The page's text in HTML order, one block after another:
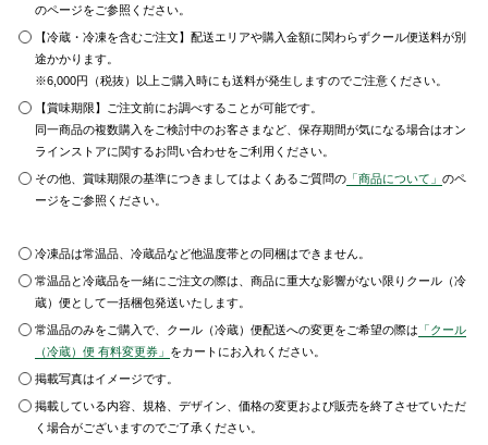
のページをご参照ください。
【冷蔵・冷凍を含むご注文】配送エリアや購入金額に関わらずクール便送料が別
途かかります。
※6,000円（税抜）以上ご購入時にも送料が発生しますのでご注意ください。
【賞味期限】ご注文前にお調べすることが可能です。
同一商品の複数購入をご検討中のお客さまなど、保存期間が気になる場合はオン
ラインストアに関するお問い合わせをご利用ください。
その他、賞味期限の基準につきましてはよくあるご質問の 「商品について」のペ
ージをご参照ください。
冷凍品は常温品、冷蔵品など他温度帯との同梱はできません。
常温品と冷蔵品を一緒にご注文の際は、商品に重大な影響がない限りクール（冷
蔵）便として一括梱包発送いたします。
常温品のみをご購入で、クール（冷蔵）便配送への変更をご希望の際は 「クール
（冷蔵）便 有料変更券」 をカートにお入れください。
掲載写真はイメージです。
掲載している内容、規格、デザイン、価格の変更および販売を終了させていただ
く場合がございますのでご了承ください。